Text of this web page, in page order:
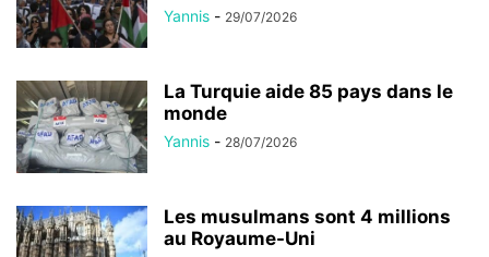
Yannis - 29/07/2026
La Turquie aide 85 pays dans le
monde
Yannis - 28/07/2026
Les musulmans sont 4 millions
au Royaume-Uni